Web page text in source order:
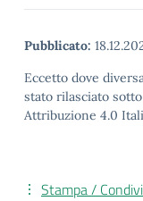
Pubblicato:
Eccetto dove
stato rilasciato
Attribuzione 4.0
Stampa /